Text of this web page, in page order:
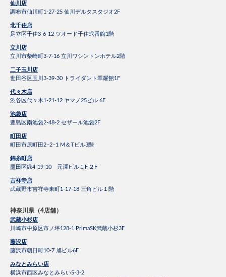
仙川店
調布市仙川町1-27-25 仙川デルタスタジオ2F
北千住店
足立区千住3-6-12 ツオード千住弐番館1階
立川店
立川市柴崎町3-7-16 立川ワシントンホテル2階
二子玉川店
世田谷区玉川3-39-30 トライダント翠耀館1F
代々木店
渋谷区代々木1-21-12 ヤマノ25ビル 6F
池袋店
豊島区南池袋2-48-2 セザール池袋2F
町田店
町田市原町田2−2−1 M＆Tビル3階
錦糸町店
墨田区緑4-19-10 元澤ビル１F,２F
吉祥寺店
武蔵野市吉祥寺東町1-17-18 三角ビル１階
神奈川県（4店舗）
武蔵小杉店
川崎市中原区市ノ坪128-1 PrimaSK武蔵小杉3F
藤沢店
藤沢市朝日町10-7 旭ビル6F
みなとみらい店
横浜市西区みなとみらい5-3-2